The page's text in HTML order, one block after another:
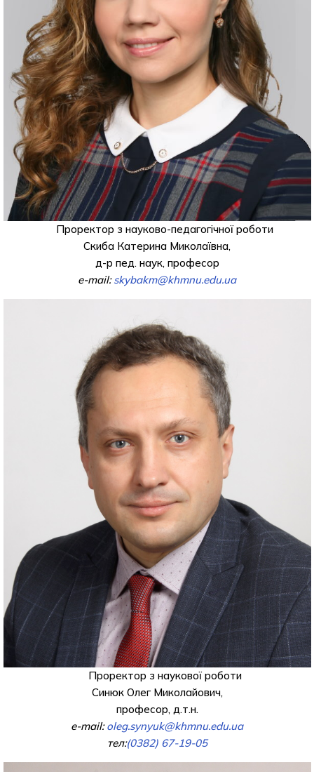
Проректор з науково-педагогічної роботи
Скиба Катерина Миколаївна,
д-р пед. наук, професор
e-mail:skybakm@khmnu.edu.ua
Проректор з наукової роботи
Синюк Олег Миколайович,
професор, д.т.н.
e-mail:oleg.synyuk@khmnu.edu.ua
тел:(0382) 67-19-05